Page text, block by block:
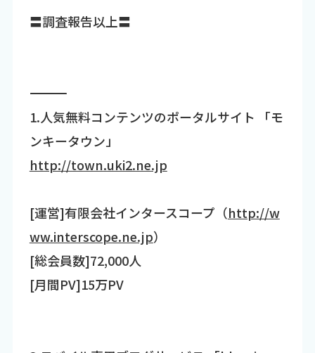
〓調査報告以上〓
―――――――――――――――――――――――――――――――――――
1.人気無料コンテンツのポータルサイト 「モ
ンキータウン」
http://town.uki2.ne.jp
[運営]有限会社インタースコープ（http://w
ww.interscope.ne.jp）
[総会員数]72,000人
[月間PV]15万PV